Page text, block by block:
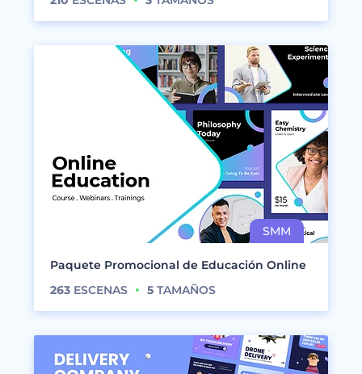
Paquete Promocional de Educación Online
263 ESCENAS 5 TAMAÑOS